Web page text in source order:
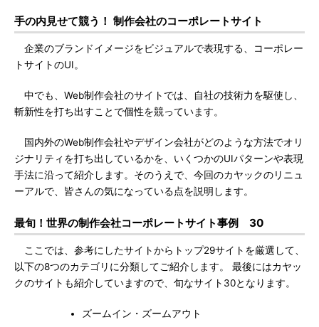
手の内見せて競う！ 制作会社のコーポレートサイト
企業のブランドイメージをビジュアルで表現する、コーポレー
トサイトのUI。
中でも、Web制作会社のサイトでは、自社の技術力を駆使し、
斬新性を打ち出すことで個性を競っています。
国内外のWeb制作会社やデザイン会社がどのような方法でオリ
ジナリティを打ち出しているかを、いくつかのUIパターンや表現
手法に沿って紹介します。そのうえで、今回のカヤックのリニュ
ーアルで、皆さんの気になっている点を説明します。
最旬！世界の制作会社コーポレートサイト事例 30
ここでは、参考にしたサイトからトップ29サイトを厳選して、
以下の8つのカテゴリに分類してご紹介します。 最後にはカヤッ
クのサイトも紹介していますので、旬なサイト30となります。
ズームイン・ズームアウト